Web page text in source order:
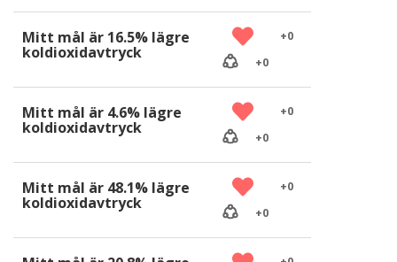
Mitt mål är 16.5% lägre
koldioxidavtryck
+0
+0
Mitt mål är 4.6% lägre
koldioxidavtryck
+0
+0
Mitt mål är 48.1% lägre
koldioxidavtryck
+0
+0